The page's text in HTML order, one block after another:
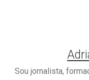
Sou jornalista,